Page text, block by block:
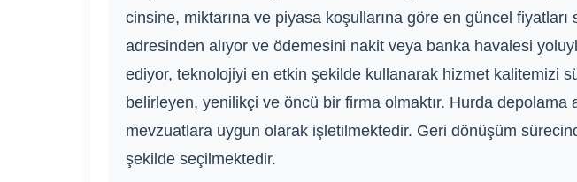
cinsine, miktarına ve piyasa koşullarına göre en güncel
adresinden alıyor ve ödemesini nakit veya banka havalesi
ediyor, teknolojiyi en etkin şekilde kullanarak hizmet kalitemizi
belirleyen, yenilikçi ve öncü bir firma olmaktır. Hurda depolama
mevzuatlara uygun olarak işletilmektedir. Geri dönüşüm
şekilde seçilmektedir.